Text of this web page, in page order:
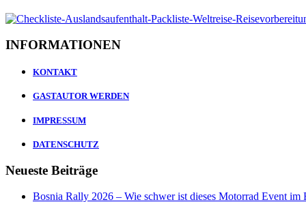
INFORMATIONEN
KONTAKT
GASTAUTOR WERDEN
IMPRESSUM
DATENSCHUTZ
Neueste Beiträge
Bosnia Rally 2026 – Wie schwer ist dieses Motorrad Event im